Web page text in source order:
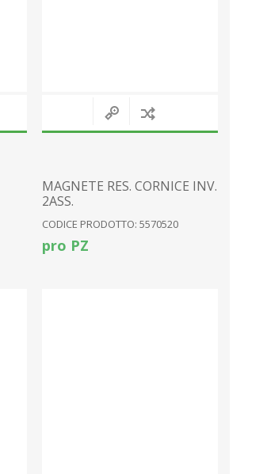
MAGNETE RES. CORNICE INV.
2ASS.
CODICE PRODOTTO: 5570520
pro PZ